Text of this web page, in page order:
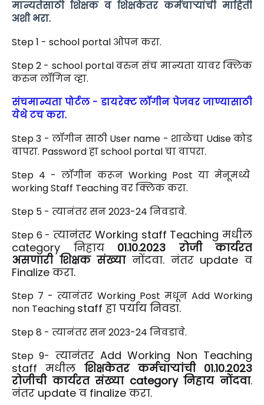
मान्यतेसाठी शिक्षक व शिक्षकेतर कर्मचाऱ्यांची माहिती
अशी भरा.
Step 1 - school portal ओपन करा.
Step 2 - school portal वरुन संच मान्यता यावर क्लिक
करुन लॉगिन व्हा.
संचमान्यता पोर्टल - डायरेक्ट लॉगीन पेजवर जाण्यासाठी
येथे टच करा.
Step 3 - लॉगीन साठी User name - शाळेचा Udise कोड
वापरा. Password हा school portal चा वापरा.
Step 4 - लॉगीन करून Working Post या मेनूमध्ये
working Staff Teaching वर क्लिक करा.
Step 5 - त्यानंतर सन 2023-24 निवडावे.
Step 6 - त्यानंतर Working staff Teaching मधील
category निहाय 01.10.2023 रोजी कार्यरत
असणारी शिक्षक संख्यानोंदवा. नंतर update व
Finalize करा.
Step 7 -त्यानंतर Working Post मधून Add Working
non Teaching staff हा पर्याय निवडा.
Step 8 - त्यानंतर सन 2023-24 निवडावे.
Step 9- त्यानंतर Add Working Non Teaching
staff मधील शिक्षकेतर कर्मचाऱ्यांची 01.10.2023
रोजीची कार्यरत संख्या category निहाय नोंदवा.
नंतर update व finalize करा.